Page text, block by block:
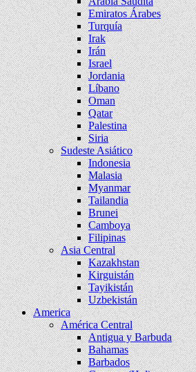
Emiratos Árabes
Turquía
Irak
Irán
Israel
Jordania
Líbano
Oman
Qatar
Palestina
Siria
Sudeste Asiático
Indonesia
Malasia
Myanmar
Tailandia
Brunei
Camboya
Filipinas
Asia Central
Kazakhstan
Kirguistán
Tayikistán
Uzbekistán
America
América Central
Antigua y Barbuda
Bahamas
Barbados